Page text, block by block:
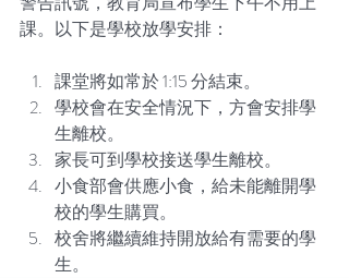
課。以下是學校放學安排：
課堂將如常於 1:15 分結束。
學校會在安全情況下，方會安排學
生離校。
家長可到學校接送學生離校。
小食部會供應小食，給未能離開學
校的學生購買。
校舍將繼續維持開放給有需要的學
生。